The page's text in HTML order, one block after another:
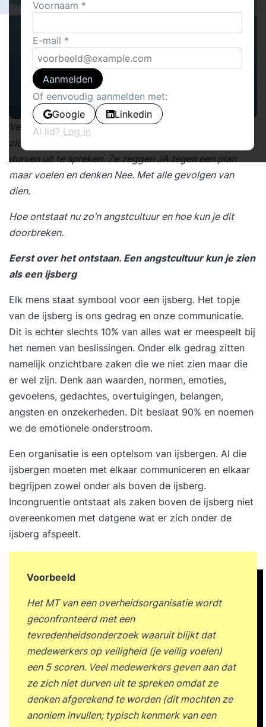
Veel organisaties worden geregeerd door angst. Dit uit
zich doordat medewerkers zich bijvoorbeeld niet
durven uit te spreken. Ze zeggen JA tegen een plan
maar voelen en denken Nee. Met alle gevolgen van
dien.
Hoe ontstaat nu zo’n angstcultuur en hoe kun je dit
doorbreken.
Eerst over het ontstaan. Een angstcultuur kun je zien
als een ijsberg
Elk mens staat symbool voor een ijsberg. Het topje
van de ijsberg is ons gedrag en onze communicatie.
Dit is echter slechts 10% van alles wat er meespeelt bij
het nemen van beslissingen. Onder elk gedrag zitten
namelijk onzichtbare zaken die we niet zien maar die
er wel zijn. Denk aan waarden, normen, emoties,
gevoelens, gedachtes, overtuigingen, belangen,
angsten en onzekerheden. Dit beslaat 90% en noemen
we de emotionele onderstroom.
Een organisatie is een optelsom van ijsbergen. Al die
ijsbergen moeten met elkaar communiceren en elkaar
begrijpen zowel onder als boven de ijsberg.
Incongruentie ontstaat als zaken boven de ijsberg niet
overeenkomen met datgene wat er zich onder de
ijsberg afspeelt.
Voorbeeld
Het MT van een overheidsorganisatie wordt
geconfronteerd met een
tevredenheidsonderzoek waaruit blijkt dat
medewerkers op veiligheid (je veilig voelen)
een 5 scoren. Veel medewerkers geven aan dat
ze zich niet durven uit te spreken omdat ze
denken afgerekend te worden (dit mochten ze
anoniem invullen; typisch kenmerk van een
Voornaam
E-mail
Aanmelden
Of eenvoudig aanmelden met:
Google
Linkedin
Al lid? Log in